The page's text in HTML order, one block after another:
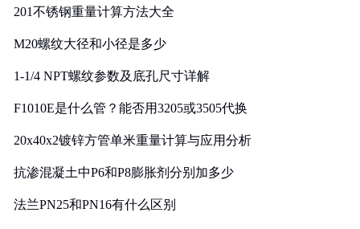
201不锈钢重量计算方法大全
M20螺纹大径和小径是多少
1-1/4 NPT螺纹参数及底孔尺寸详解
F1010E是什么管？能否用3205或3505代换
20x40x2镀锌方管单米重量计算与应用分析
抗渗混凝土中P6和P8膨胀剂分别加多少
法兰PN25和PN16有什么区别